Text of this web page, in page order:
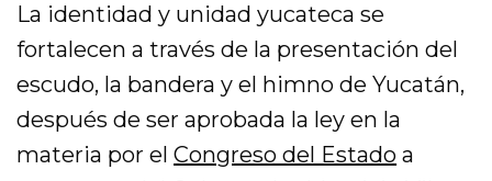
La identidad y unidad yucateca se
fortalecen a través de la presentación del
escudo, la bandera y el himno de Yucatán,
después de ser aprobada la ley en la
materia por elCongreso del Estado a